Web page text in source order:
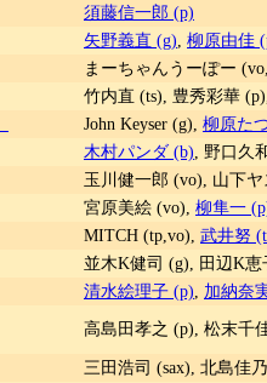
須藤信一郎 (p)
矢野義直 (g) 柳原由佳
まーちゃんうーぽー
竹内直 (ts), 豊秀彩華
John Keyser (g), 柳原た
木村パンダ (b) , 野口久
玉川健一郎 (vo), 山下ヤ
宮原美絵 (vo), 柳隼一
MITCH (tp,vo), 武井努
並木K健司 (g), 田辺K恵
清水絵理子 (p) 加納奈
高島田孝之 (p), 松末千
三田浩司 (sax), 北島佳